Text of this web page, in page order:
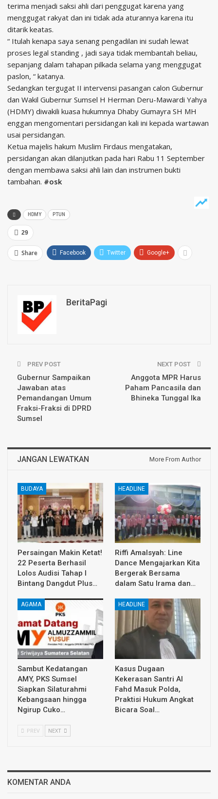
terima menjadi saksi ahli dari penggugat karena yang
menggugat rakyat dan ini tidak ada aturannya karena itu
ditarik keatas.
“ Itulah kenapa saya senang pengadilan ini sudah lewat
proses legal standing , jadi saya tidak membantah beliau,
sepanjang dalam tahapan pilkada selama yang menggugat
paslon, “ katanya.
Sedangkan tergugat II intervensi pasangan calon Gubernur
dan Wakil Gubernur Sumsel H Herman Deru-Mawardi Yahya
(HDMY) diwakili kuasa hukumnya Dhaby Gumayra SH MH
enggan mengomentari persidangan kali ini kepada wartawan
usai persidangan.
Ketua majelis hakum Muslim Firdaus mengatakan,
persidangan akan dilanjutkan pada hari Rabu 11 September
dengan membawa saksi ahli lain dan instrumen bukti
tambahan. #osk
HDMY PTUN
29
Share Facebook Twitter Google+
BeritaPagi
PREV POST
Gubernur Sampaikan
Jawaban atas
Pemandangan Umum
Fraksi-Fraksi di DPRD
Sumsel
NEXT POST
Anggota MPR Harus
Paham Pancasila dan
Bhineka Tunggal Ika
JANGAN LEWATKAN More From Author
BUDAYA
Persaingan Makin Ketat!
22 Peserta Berhasil
Lolos Audisi Tahap I
Bintang Dangdut Plus…
HEADLINE
Riffi Amalsyah: Line
Dance Mengajarkan Kita
Bergerak Bersama
dalam Satu Irama dan…
AGAMA
Sambut Kedatangan
AMY, PKS Sumsel
Siapkan Silaturahmi
Kebangsaan hingga
Ngirup Cuko…
HEADLINE
Kasus Dugaan
Kekerasan Santri Al
Fahd Masuk Polda,
Praktisi Hukum Angkat
Bicara Soal…
PREV NEXT
KOMENTAR ANDA